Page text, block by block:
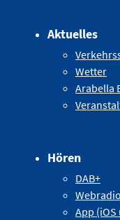
Aktuelles
Wetter
Arabella
Hören
DAB+
App